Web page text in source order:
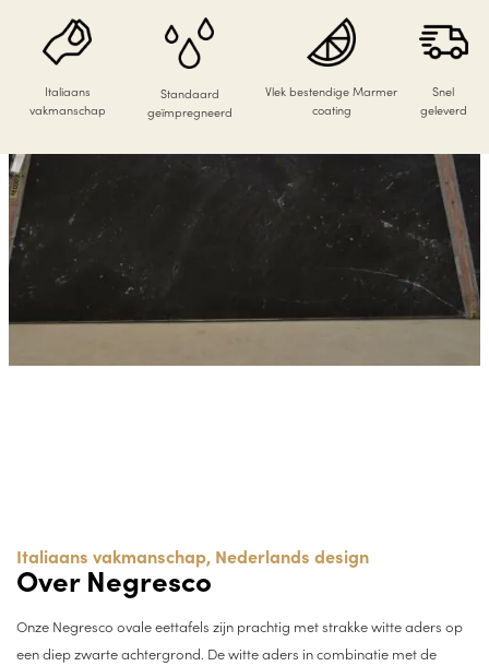
Italiaans
vakmanschap
Standaard
geïmpregneerd
Vlek bestendige Marmer
coating
Snel
geleverd
Italiaans vakmanschap, Nederlands design
Over Negresco
Onze Negresco ovale eettafels zijn prachtig met strakke witte aders op
een diep zwarte achtergrond. De witte aders in combinatie met de